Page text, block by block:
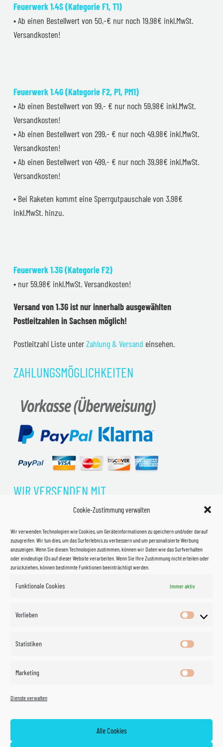
Cookie-Zustimmung verwalten
Wir verwenden Technologien wie Cookies, um Geräteinformationen zu speichern und/oder darauf
zuzugreifen. Wir tun dies, um das Surferlebnis zu verbessern und um personalisierte Werbung
anzuzeigen. Wenn Sie diesen Technologien zustimmen, können wir Daten wie das Surfverhalten
oder eindeutige IDs auf dieser Website verarbeiten. Wenn Sie Ihre Zustimmung nicht erteilen oder
zurückziehen, können bestimmte Funktionen beeinträchtigt werden.
Funktionale Cookies Immer aktiv
Vorlieben
Vorlieben
Statistiken
Marketing
Dienste verwalten
Alle Cookies
Feuerwerk 1.4S (Kategorie F1, T1)
• Ab einen Bestellwert von 50,-€ nur noch 19,98€ inkl.MwSt.
Versandkosten!
Feuerwerk 1.4G (Kategorie F2, P1, PM1)
• Ab einen Bestellwert von 99,- € nur noch 59,98€ inkl.MwSt.
Versandkosten!
• Ab einen Bestellwert von 299,- € nur noch 49,98€ inkl.MwSt.
Versandkosten!
• Ab einen Bestellwert von 499,- € nur noch 39,98€ inkl.MwSt.
Versandkosten!
• Bei Raketen kommt eine Sperrgutpauschale von 3,98€
inkl.MwSt. hinzu.
Feuerwerk 1.3G (Kategorie F2)
• nur 59,98€ inkl.MwSt. Versandkosten!
Versand von 1.3G ist nur innerhalb ausgewählten
Postleitzahlen in Sachsen möglich!
Postleitzahl Liste unterZahlung & Versand einsehen.
ZAHLUNGSMÖGLICHKEITEN
WIR VERSENDEN MIT
©